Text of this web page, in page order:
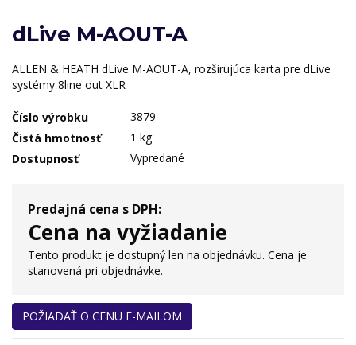
dLive M-AOUT-A
ALLEN & HEATH dLive M-AOUT-A, rozširujúca karta pre dLive
systémy 8line out XLR
Číslo výrobku
3879
Čistá hmotnosť
1 kg
Dostupnosť
Vypredané
Predajná cena s DPH:
Cena na vyžiadanie
Tento produkt je dostupný len na objednávku. Cena je
stanovená pri objednávke.
POŽIADAŤ O CENU E-MAILOM